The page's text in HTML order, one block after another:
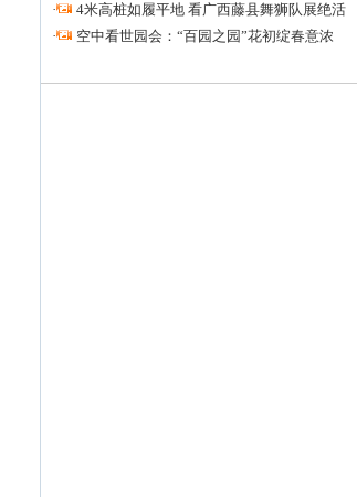
·
4米高桩如履平地 看广西藤县舞狮队展绝活
·
空中看世园会：“百园之园”花初绽春意浓